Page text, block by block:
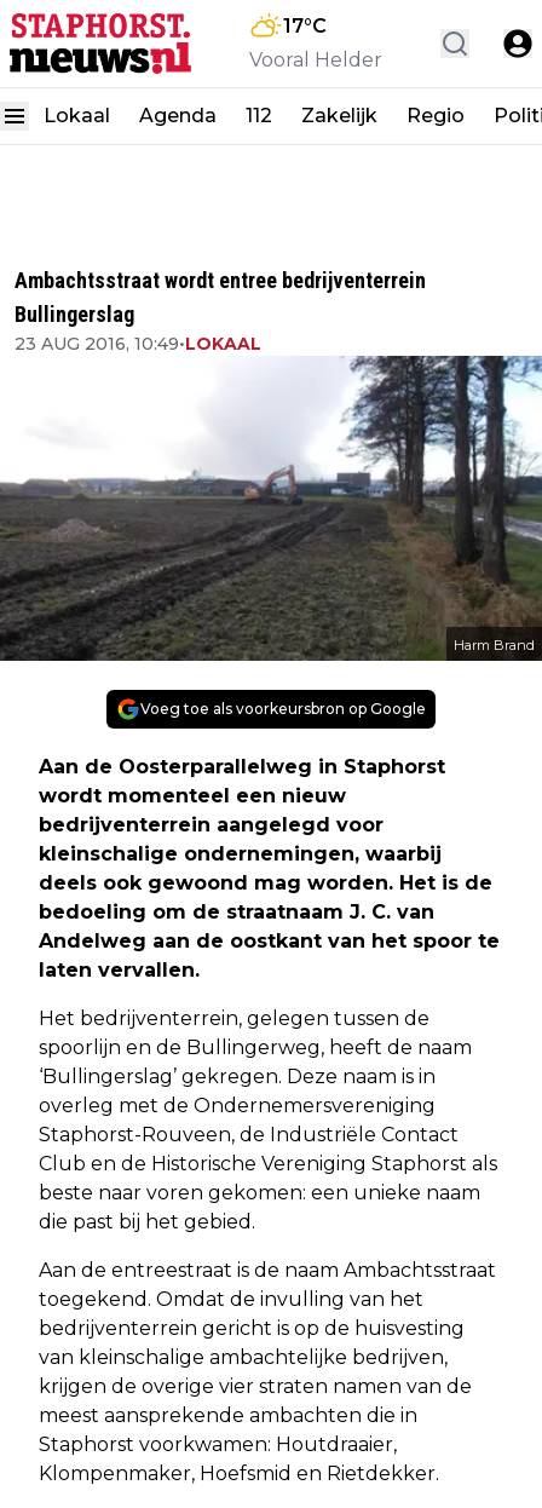
17°C
Vooral Helder
Lokaal Agenda 112 Zakelijk Regio
Ambachtsstraat wordt entree bedrijventerrein
Bullingerslag
23 AUG 2016, 10:49•LOKAAL
Harm Brand
Voeg toe als voorkeursbron op Google
Aan de Oosterparallelweg in Staphorst
wordt momenteel een nieuw
bedrijventerrein aangelegd voor
kleinschalige ondernemingen, waarbij
deels ook gewoond mag worden. Het is de
bedoeling om de straatnaam J. C. van
Andelweg aan de oostkant van het spoor te
laten vervallen.
Het bedrijventerrein, gelegen tussen de
spoorlijn en de Bullingerweg, heeft de naam
‘Bullingerslag’ gekregen. Deze naam is in
overleg met de Ondernemersvereniging
Staphorst-Rouveen, de Industriële Contact
Club en de Historische Vereniging Staphorst als
beste naar voren gekomen: een unieke naam
die past bij het gebied.
Aan de entreestraat is de naam Ambachtsstraat
toegekend. Omdat de invulling van het
bedrijventerrein gericht is op de huisvesting
van kleinschalige ambachtelijke bedrijven,
krijgen de overige vier straten namen van de
meest aansprekende ambachten die in
Staphorst voorkwamen: Houtdraaier,
Klompenmaker, Hoefsmid en Rietdekker.